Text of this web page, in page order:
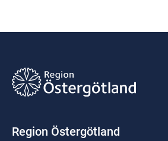
Region Östergötland